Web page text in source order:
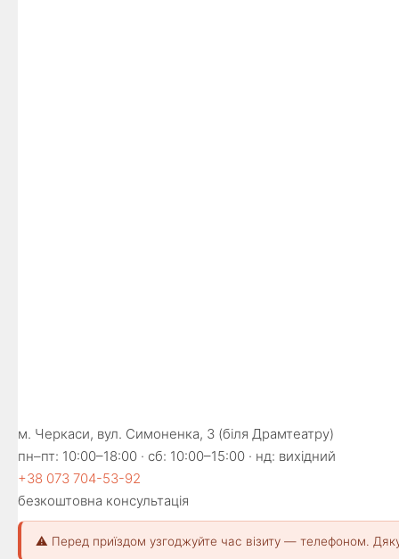
м. Черкаси, вул. Симоненка, 3 (біля Драмтеатру)
пн–пт: 10:00–18:00 · сб: 10:00–15:00 · нд: вихідний
+38 073 704-53-92
безкоштовна консультація
⚠️ Перед приїздом узгоджуйте час візиту — телефоном.